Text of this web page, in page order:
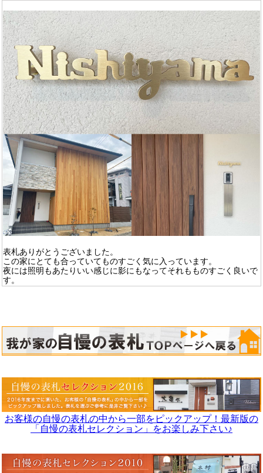
表札ありがとうございました。
この家にとても合っていてものすごく気に入っています。
夜には照明もあたりいい感じに影にもなってそれもものすごく良いで
す。
お客様の自慢の表札の中から一部をピックアップ！最新版の
「自慢の表札セレクション」をお楽しみ下さい♪